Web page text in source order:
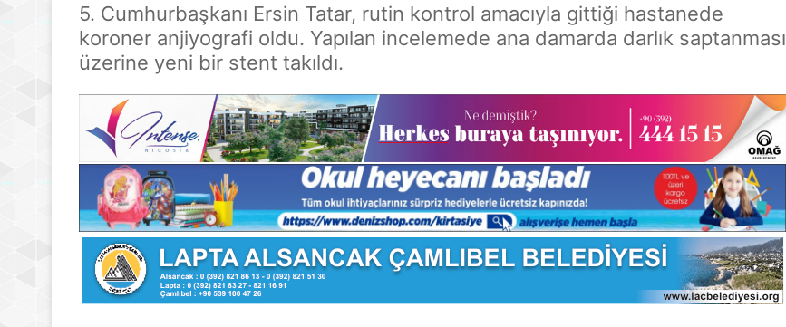
5. Cumhurbaşkanı Ersin Tatar, rutin kontrol amacıyla gittiği hastanede
koroner anjiyografi oldu. Yapılan incelemede ana damarda darlık saptanması
üzerine yeni bir stent takıldı.